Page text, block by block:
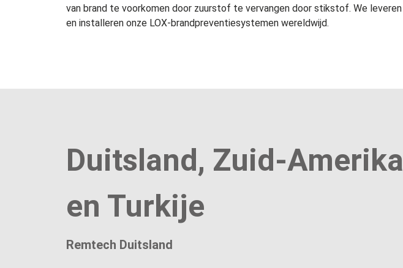
van brand te voorkomen door zuurstof te vervangen door stikstof. We leveren
en installeren onze LOX-brandpreventiesystemen wereldwijd.
Duitsland, Zuid-Amerika
en Turkije
Remtech Duitsland